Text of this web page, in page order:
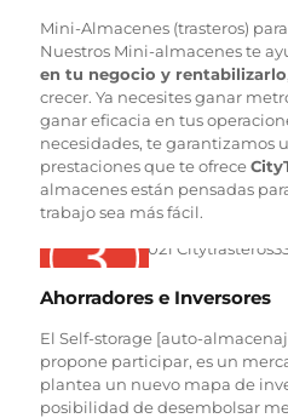
Mini-Almacenes (trasteros)
Nuestros Mini-almacenes te
en tu negocio y rentabilizarlo
crecer. Ya necesites ganar
ganar eficacia en tus
necesidades, te garantizamos
prestaciones que te ofrece
almacenes están pensadas
trabajo sea más fácil.
Ahorradores e Inversores
El Self-storage [auto-
propone participar, es un
plantea un nuevo mapa de
posibilidad de desembolsar